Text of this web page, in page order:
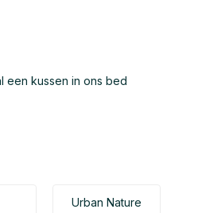
een kussen in ons bed
Urban Nature